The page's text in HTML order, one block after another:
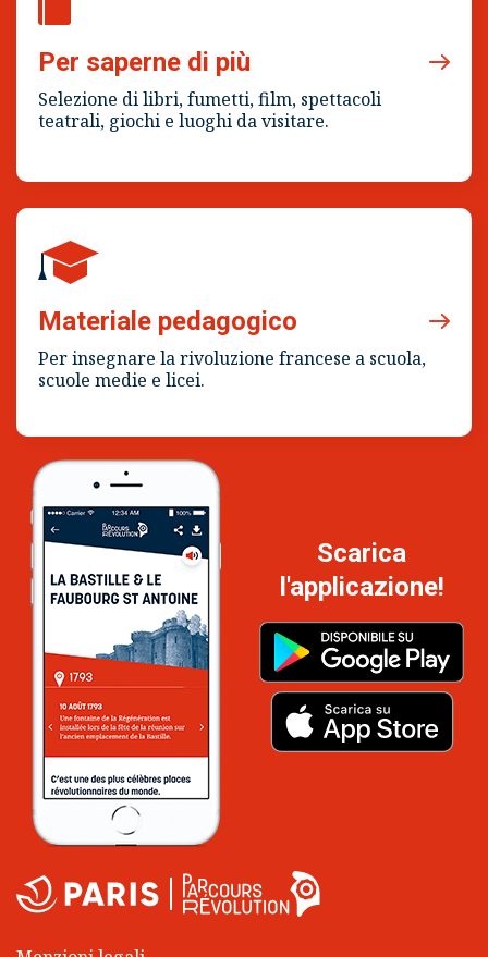
Per saperne di più
Selezione di libri, fumetti, film, spettacoli
teatrali, giochi e luoghi da visitare.
Materiale pedagogico
Per insegnare la rivoluzione francese a scuola,
scuole medie e licei.
Scarica
l'applicazione!